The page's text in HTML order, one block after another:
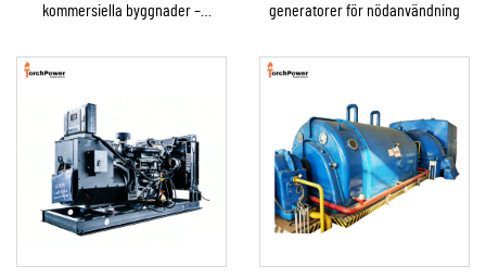
kommersiella byggnader –
reservkraftförsörjning, till salu
generatorer för nödanvändning